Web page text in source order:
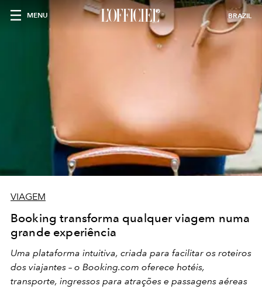
MENU BRAZIL
VIAGEM
Booking transforma qualquer viagem numa
grande experiência
Uma plataforma intuitiva, criada para facilitar os roteiros
dos viajantes – o Booking.com oferece hotéis,
transporte, ingressos para atrações e passagens aéreas